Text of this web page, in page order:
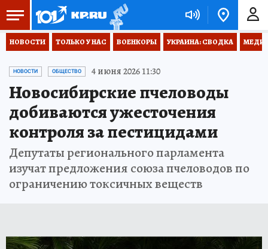
НОВОСТИ ТОЛЬКО У НАС ВОЕНКОРЫ УКРАИНА: СВОДКА
НОВОСТИ ОБЩЕСТВО 4 июня 2026 11:30
Новосибирские пчеловоды
добиваются ужесточения
контроля за пестицидами
Депутаты регионального парламента
изучат предложения союза пчеловодов по
ограничению токсичных веществ